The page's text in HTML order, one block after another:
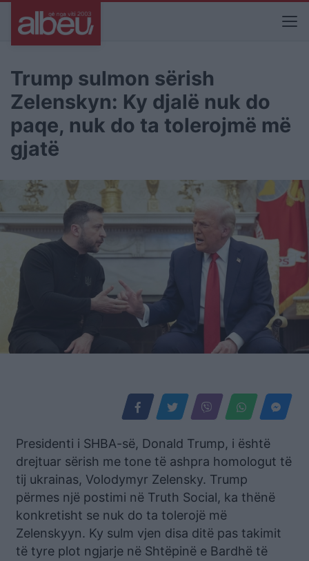
Trump sulmon sërish
Zelenskyn: Ky djalë nuk do
paqe, nuk do ta tolerojmë më
gjatë
Presidenti i SHBA-së, Donald Trump, i është
drejtuar sërish me tone të ashpra homologut të
tij ukrainas, Volodymyr Zelensky. Trump
përmes një postimi në Truth Social, ka thënë
konkretisht se nuk do ta tolerojë më
Zelenskyyn. Ky sulm vjen disa ditë pas takimit
të tyre plot ngjarje në Shtëpinë e Bardhë të